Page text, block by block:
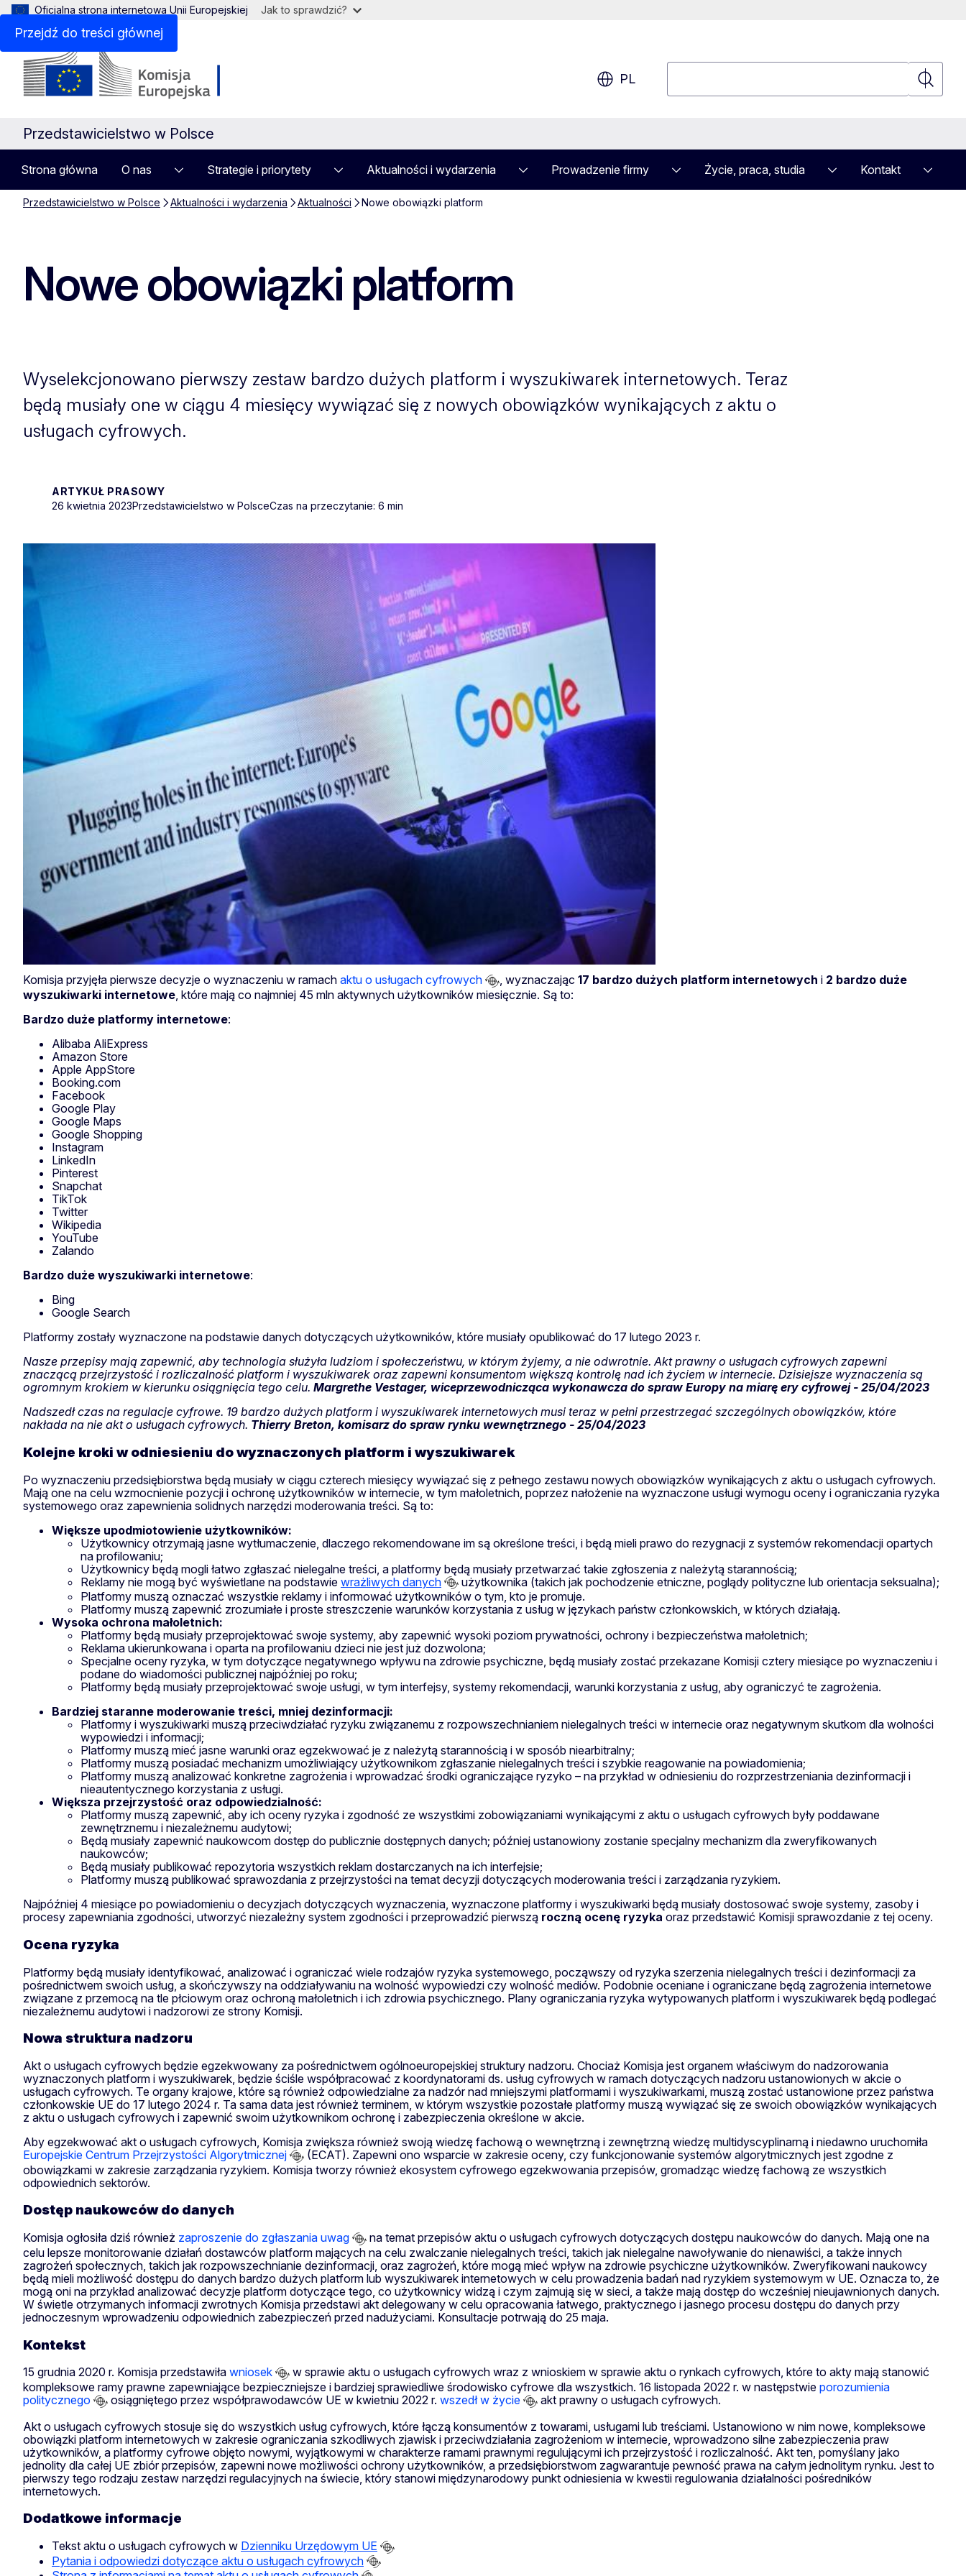
Przejdź do treści głównej
Oficjalna strona internetowa Unii Europejskiej Jak to sprawdzić?
PL
Przedstawicielstwo w Polsce
Strona główna O nas Strategie i priorytety Aktualności i wydarzenia Prowadzenie firmy Życie, praca, studia Kontakt
Przedstawicielstwo w Polsce Aktualności i wydarzenia Aktualności Nowe obowiązki platform
Nowe obowiązki platform
Wyselekcjonowano pierwszy zestaw bardzo dużych platform i wyszukiwarek internetowych. Teraz
będą musiały one w ciągu 4 miesięcy wywiązać się z nowych obowiązków wynikających z aktu o
usługach cyfrowych.
ARTYKUŁ PRASOWY
26 kwietnia 2023Przedstawicielstwo w PolsceCzas na przeczytanie: 6 min
Komisja przyjęła pierwsze decyzje o wyznaczeniu w ramach aktu o usługach cyfrowych , wyznaczając 17 bardzo dużych platform internetowych i 2 bardzo duże
wyszukiwarki internetowe, które mają co najmniej 45 mln aktywnych użytkowników miesięcznie. Są to:
Bardzo duże platformy internetowe:
Alibaba AliExpress
Amazon Store
Apple AppStore
Booking.com
Facebook
Google Play
Google Maps
Google Shopping
Instagram
LinkedIn
Pinterest
Snapchat
TikTok
Twitter
Wikipedia
YouTube
Zalando
Bardzo duże wyszukiwarki internetowe:
Bing
Google Search
Platformy zostały wyznaczone na podstawie danych dotyczących użytkowników, które musiały opublikować do 17 lutego 2023 r.
Nasze przepisy mają zapewnić, aby technologia służyła ludziom i społeczeństwu, w którym żyjemy, a nie odwrotnie. Akt prawny o usługach cyfrowych zapewni
znaczącą przejrzystość i rozliczalność platform i wyszukiwarek oraz zapewni konsumentom większą kontrolę nad ich życiem w internecie. Dzisiejsze wyznaczenia są
ogromnym krokiem w kierunku osiągnięcia tego celu. Margrethe Vestager, wiceprzewodnicząca wykonawcza do spraw Europy na miarę ery cyfrowej - 25/04/2023
Nadszedł czas na regulacje cyfrowe. 19 bardzo dużych platform i wyszukiwarek internetowych musi teraz w pełni przestrzegać szczególnych obowiązków, które
nakłada na nie akt o usługach cyfrowych. Thierry Breton, komisarz do spraw rynku wewnętrznego - 25/04/2023
Kolejne kroki w odniesieniu do wyznaczonych platform i wyszukiwarek
Po wyznaczeniu przedsiębiorstwa będą musiały w ciągu czterech miesięcy wywiązać się z pełnego zestawu nowych obowiązków wynikających z aktu o usługach cyfrowych.
Mają one na celu wzmocnienie pozycji i ochronę użytkowników w internecie, w tym małoletnich, poprzez nałożenie na wyznaczone usługi wymogu oceny i ograniczania ryzyka
systemowego oraz zapewnienia solidnych narzędzi moderowania treści. Są to:
Większe upodmiotowienie użytkowników:
Użytkownicy otrzymają jasne wytłumaczenie, dlaczego rekomendowane im są określone treści, i będą mieli prawo do rezygnacji z systemów rekomendacji opartych
na profilowaniu;
Użytkownicy będą mogli łatwo zgłaszać nielegalne treści, a platformy będą musiały przetwarzać takie zgłoszenia z należytą starannością;
Reklamy nie mogą być wyświetlane na podstawie wrażliwych danych
użytkownika (takich jak pochodzenie etniczne, poglądy polityczne lub orientacja seksualna);
Platformy muszą oznaczać wszystkie reklamy i informować użytkowników o tym, kto je promuje.
Platformy muszą zapewnić zrozumiałe i proste streszczenie warunków korzystania z usług w językach państw członkowskich, w których działają.
Wysoka ochrona małoletnich:
Platformy będą musiały przeprojektować swoje systemy, aby zapewnić wysoki poziom prywatności, ochrony i bezpieczeństwa małoletnich;
Reklama ukierunkowana i oparta na profilowaniu dzieci nie jest już dozwolona;
Specjalne oceny ryzyka, w tym dotyczące negatywnego wpływu na zdrowie psychiczne, będą musiały zostać przekazane Komisji cztery miesiące po wyznaczeniu i
podane do wiadomości publicznej najpóźniej po roku;
Platformy będą musiały przeprojektować swoje usługi, w tym interfejsy, systemy rekomendacji, warunki korzystania z usług, aby ograniczyć te zagrożenia.
Bardziej staranne moderowanie treści, mniej dezinformacji:
Platformy i wyszukiwarki muszą przeciwdziałać ryzyku związanemu z rozpowszechnianiem nielegalnych treści w internecie oraz negatywnym skutkom dla wolności
wypowiedzi i informacji;
Platformy muszą mieć jasne warunki oraz egzekwować je z należytą starannością i w sposób niearbitralny;
Platformy muszą posiadać mechanizm umożliwiający użytkownikom zgłaszanie nielegalnych treści i szybkie reagowanie na powiadomienia;
Platformy muszą analizować konkretne zagrożenia i wprowadzać środki ograniczające ryzyko – na przykład w odniesieniu do rozprzestrzeniania dezinformacji i
nieautentycznego korzystania z usługi.
Większa przejrzystość oraz odpowiedzialność:
Platformy muszą zapewnić, aby ich oceny ryzyka i zgodność ze wszystkimi zobowiązaniami wynikającymi z aktu o usługach cyfrowych były poddawane
zewnętrznemu i niezależnemu audytowi;
Będą musiały zapewnić naukowcom dostęp do publicznie dostępnych danych; później ustanowiony zostanie specjalny mechanizm dla zweryfikowanych
naukowców;
Będą musiały publikować repozytoria wszystkich reklam dostarczanych na ich interfejsie;
Platformy muszą publikować sprawozdania z przejrzystości na temat decyzji dotyczących moderowania treści i zarządzania ryzykiem.
Najpóźniej 4 miesiące po powiadomieniu o decyzjach dotyczących wyznaczenia, wyznaczone platformy i wyszukiwarki będą musiały dostosować swoje systemy, zasoby i
procesy zapewniania zgodności, utworzyć niezależny system zgodności i przeprowadzić pierwszą roczną ocenę ryzyka oraz przedstawić Komisji sprawozdanie z tej oceny.
Ocena ryzyka
Platformy będą musiały identyfikować, analizować i ograniczać wiele rodzajów ryzyka systemowego, począwszy od ryzyka szerzenia nielegalnych treści i dezinformacji za
pośrednictwem swoich usług, a skończywszy na oddziaływaniu na wolność wypowiedzi czy wolność mediów. Podobnie oceniane i ograniczane będą zagrożenia internetowe
związane z przemocą na tle płciowym oraz ochroną małoletnich i ich zdrowia psychicznego. Plany ograniczania ryzyka wytypowanych platform i wyszukiwarek będą podlegać
niezależnemu audytowi i nadzorowi ze strony Komisji.
Nowa struktura nadzoru
Akt o usługach cyfrowych będzie egzekwowany za pośrednictwem ogólnoeuropejskiej struktury nadzoru. Chociaż Komisja jest organem właściwym do nadzorowania
wyznaczonych platform i wyszukiwarek, będzie ściśle współpracować z koordynatorami ds. usług cyfrowych w ramach dotyczących nadzoru ustanowionych w akcie o
usługach cyfrowych. Te organy krajowe, które są również odpowiedzialne za nadzór nad mniejszymi platformami i wyszukiwarkami, muszą zostać ustanowione przez państwa
członkowskie UE do 17 lutego 2024 r. Ta sama data jest również terminem, w którym wszystkie pozostałe platformy muszą wywiązać się ze swoich obowiązków wynikających
z aktu o usługach cyfrowych i zapewnić swoim użytkownikom ochronę i zabezpieczenia określone w akcie.
Aby egzekwować akt o usługach cyfrowych, Komisja zwiększa również swoją wiedzę fachową o wewnętrzną i zewnętrzną wiedzę multidyscyplinarną i niedawno uruchomiła
Europejskie Centrum Przejrzystości Algorytmicznej
(ECAT). Zapewni ono wsparcie w zakresie oceny, czy funkcjonowanie systemów algorytmicznych jest zgodne z
obowiązkami w zakresie zarządzania ryzykiem. Komisja tworzy również ekosystem cyfrowego egzekwowania przepisów, gromadząc wiedzę fachową ze wszystkich
odpowiednich sektorów.
Dostęp naukowców do danych
Komisja ogłosiła dziś również zaproszenie do zgłaszania uwag
na temat przepisów aktu o usługach cyfrowych dotyczących dostępu naukowców do danych. Mają one na
celu lepsze monitorowanie działań dostawców platform mających na celu zwalczanie nielegalnych treści, takich jak nielegalne nawoływanie do nienawiści, a także innych
zagrożeń społecznych, takich jak rozpowszechnianie dezinformacji, oraz zagrożeń, które mogą mieć wpływ na zdrowie psychiczne użytkowników. Zweryfikowani naukowcy
będą mieli możliwość dostępu do danych bardzo dużych platform lub wyszukiwarek internetowych w celu prowadzenia badań nad ryzykiem systemowym w UE. Oznacza to, że
mogą oni na przykład analizować decyzje platform dotyczące tego, co użytkownicy widzą i czym zajmują się w sieci, a także mają dostęp do wcześniej nieujawnionych danych.
W świetle otrzymanych informacji zwrotnych Komisja przedstawi akt delegowany w celu opracowania łatwego, praktycznego i jasnego procesu dostępu do danych przy
jednoczesnym wprowadzeniu odpowiednich zabezpieczeń przed nadużyciami. Konsultacje potrwają do 25 maja.
Kontekst
15 grudnia 2020 r. Komisja przedstawiła wniosek
w sprawie aktu o usługach cyfrowych wraz z wnioskiem w sprawie aktu o rynkach cyfrowych, które to akty mają stanowić
kompleksowe ramy prawne zapewniające bezpieczniejsze i bardziej sprawiedliwe środowisko cyfrowe dla wszystkich. 16 listopada 2022 r. w następstwie porozumienia
politycznego
osiągniętego przez współprawodawców UE w kwietniu 2022 r. wszedł w życie
akt prawny o usługach cyfrowych.
Akt o usługach cyfrowych stosuje się do wszystkich usług cyfrowych, które łączą konsumentów z towarami, usługami lub treściami. Ustanowiono w nim nowe, kompleksowe
obowiązki platform internetowych w zakresie ograniczania szkodliwych zjawisk i przeciwdziałania zagrożeniom w internecie, wprowadzono silne zabezpieczenia praw
użytkowników, a platformy cyfrowe objęto nowymi, wyjątkowymi w charakterze ramami prawnymi regulującymi ich przejrzystość i rozliczalność. Akt ten, pomyślany jako
jednolity dla całej UE zbiór przepisów, zapewni nowe możliwości ochrony użytkowników, a przedsiębiorstwom zagwarantuje pewność prawa na całym jednolitym rynku. Jest to
pierwszy tego rodzaju zestaw narzędzi regulacyjnych na świecie, który stanowi międzynarodowy punkt odniesienia w kwestii regulowania działalności pośredników
internetowych.
Dodatkowe informacje
Tekst aktu o usługach cyfrowych w Dzienniku Urzędowym UE
Pytania i odpowiedzi dotyczące aktu o usługach cyfrowych